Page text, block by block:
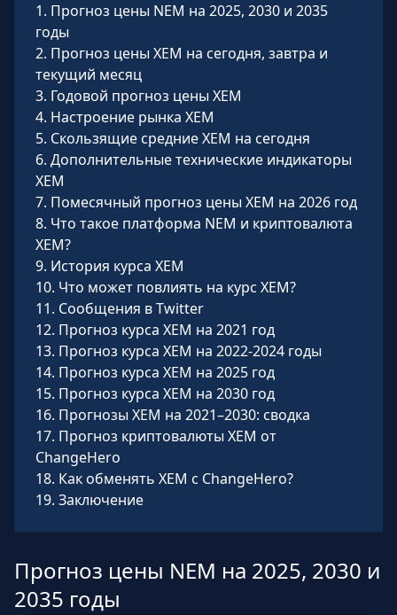
1. Прогноз цены NEM на 2025, 2030 и 2035
годы
2. Прогноз цены XEM на сегодня, завтра и
текущий месяц
3. Годовой прогноз цены XEM
4. Настроение рынка XEM
5. Скользящие средние XEM на сегодня
6. Дополнительные технические индикаторы
XEM
7. Помесячный прогноз цены XEM на 2026 год
8. Что такое платформа NEM и криптовалюта
XEM?
9. История курса XEM
10. Что может повлиять на курс XEM?
11. Сообщения в Twitter
12. Прогноз курса XEM на 2021 год
13. Прогноз курса XEM на 2022-2024 годы
14. Прогноз курса XEM на 2025 год
15. Прогноз курса XEM на 2030 год
16. Прогнозы XEM на 2021–2030: сводка
17. Прогноз криптовалюты XEM от
ChangeHero
18. Как обменять XEM с ChangeHero?
19. Заключение
Прогноз цены NEM на 2025, 2030 и
2035 годы